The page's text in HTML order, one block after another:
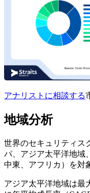
アナリストに相談する
地域分析
世界のセキュリティス
パ、アジア太平洋地域
中東、アフリカ）を対
アジア太平洋地域は最